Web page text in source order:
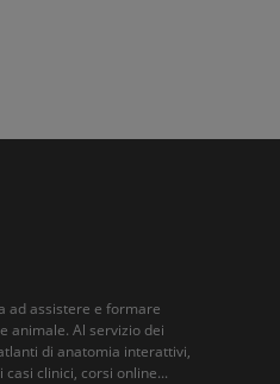
ad assistere e formare
animale. Al servizio dei
di anatomia interattivi,
clinici, corsi online...